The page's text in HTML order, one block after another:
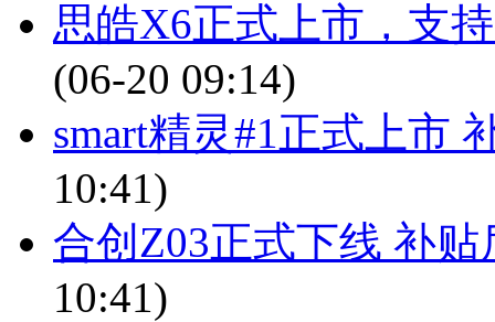
思皓X6正式上市，支
(06-20 09:14)
smart精灵#1正式上市
10:41)
合创Z03正式下线 补贴
10:41)